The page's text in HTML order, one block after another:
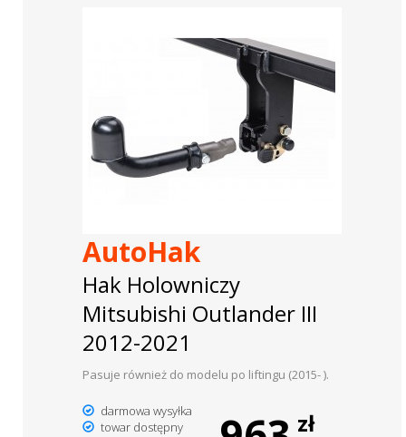
AutoHak
Hak Holowniczy
Mitsubishi Outlander III
2012-2021
Pasuje również do modelu po liftingu (2015- ).
darmowa wysyłka
towar dostępny
zł